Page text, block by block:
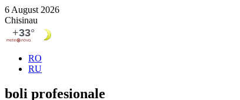
6 August 2026
Chisinau
RO
RU
boli profesionale